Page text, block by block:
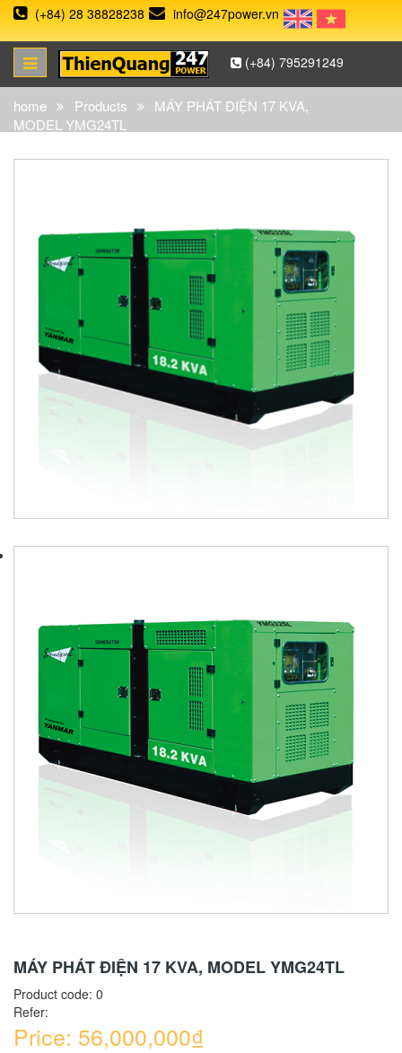
(+84) 28 38828238 info@247power.vn
(+84) 795291249
home Products
MÁY PHÁT ĐIỆN 17 KVA,
MODEL YMG24TL
MÁY PHÁT ĐIỆN 17 KVA, MODEL YMG24TL
Product code: 0
Refer:
Price: 56,000,000₫